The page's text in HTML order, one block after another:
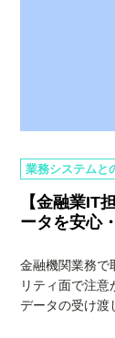
業務システムと
【金融業IT
ータを安心
金融機関業務で
リティ面で注
データの受け渡